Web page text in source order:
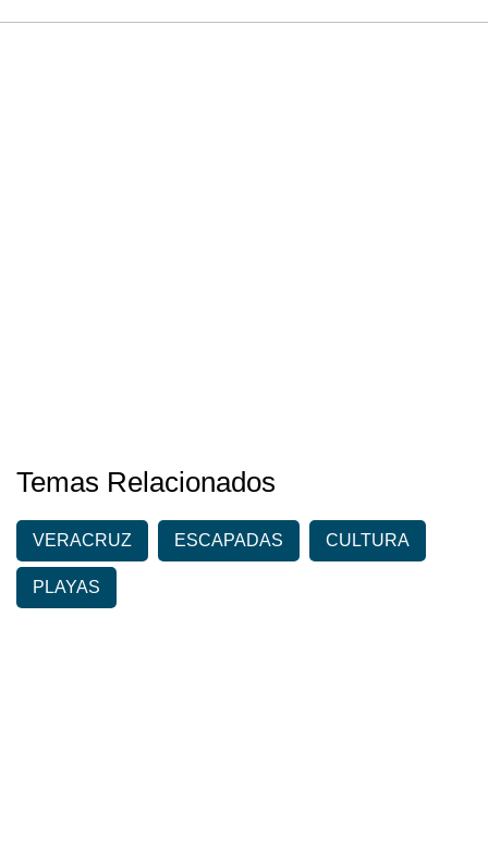
Temas Relacionados
VERACRUZ ESCAPADAS CULTURA
PLAYAS